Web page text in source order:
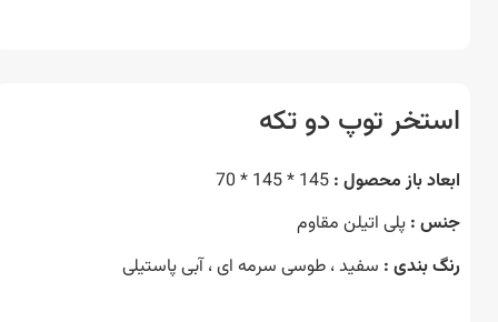
توپ دو تکه
باز محصول :145 * 145 * 70
پلی اتیلن مقاوم
بندی :سفید ، طوسی سرمه ای ، آبی پاستیلی